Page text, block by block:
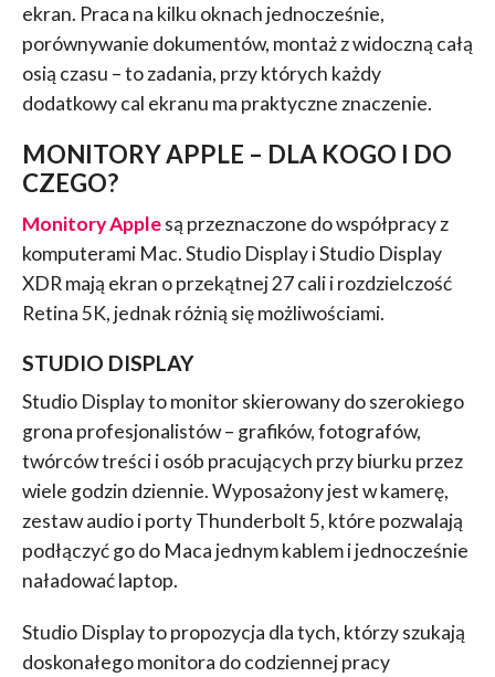
ekran. Praca na kilku oknach jednocześnie,
porównywanie dokumentów, montaż z widoczną całą
osią czasu – to zadania, przy których każdy
dodatkowy cal ekranu ma praktyczne znaczenie.
MONITORY APPLE – DLA KOGO I DO
CZEGO?
Monitory Applesą przeznaczone do współpracy z
komputerami Mac. Studio Display i Studio Display
XDR mają ekran o przekątnej 27 cali i rozdzielczość
Retina 5K, jednak różnią się możliwościami.
STUDIO DISPLAY
Studio Display to monitor skierowany do szerokiego
grona profesjonalistów – grafików, fotografów,
twórców treści i osób pracujących przy biurku przez
wiele godzin dziennie. Wyposażony jest w kamerę,
zestaw audio i porty Thunderbolt 5, które pozwalają
podłączyć go do Maca jednym kablem i jednocześnie
naładować laptop.
Studio Display to propozycja dla tych, którzy szukają
doskonałego monitora do codziennej pracy